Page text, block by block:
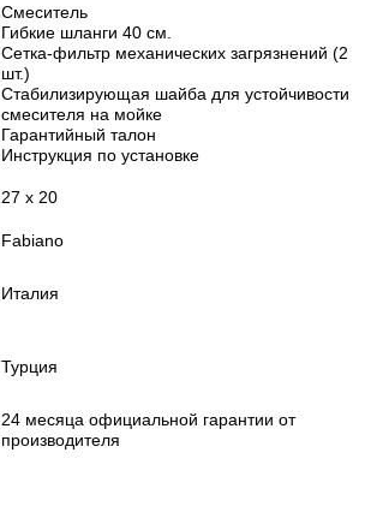
Смеситель
Гибкие шланги 40 см.
Сетка-фильтр механических загрязнений (2
шт.)
Стабилизирующая шайба для устойчивости
смесителя на мойке
Гарантийный талон
Инструкция по установке
27 x 20
Fabiano
Италия
Турция
24 месяца официальной гарантии от
производителя